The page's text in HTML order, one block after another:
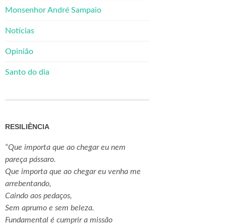
Monsenhor André Sampaio
Notícias
Opinião
Santo do dia
RESILIÊNCIA
“Que importa que ao chegar eu nem
pareça pássaro.
Que importa que ao chegar eu venha me
arrebentando,
Caindo aos pedaços,
Sem aprumo e sem beleza.
Fundamental é cumprir a missão